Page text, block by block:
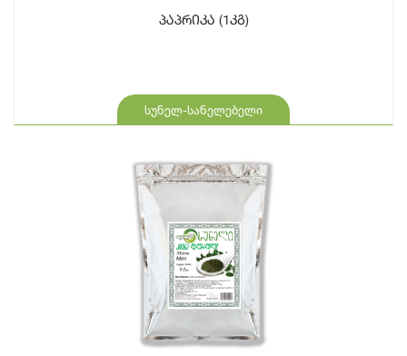
პაპრიკა (1კგ)
სუნელ-სანელებელი